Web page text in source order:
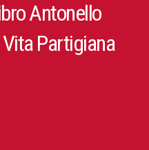
Antonello
Partigiana